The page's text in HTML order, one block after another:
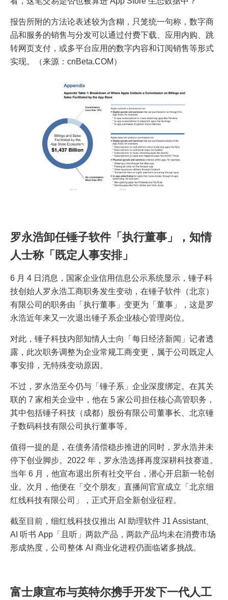
报告所附的方法论表述较为含糊，只笼统一句称，数字商
品和服务的销售与分发可以通过付费下载、应用内购、跳
转网页支付，或多平台应用的数字内容和订阅销售等形式
实现。（来源：cnBeta.COM）
罗永浩卸任锤子软件「执行董事」，知情
人士称「既定人事安排」
6 月 4 日消息，国家企业信用信息公示系统显示，锤子科
技创始人罗永浩工商职务发生变动，在锤子软件（北京）
有限公司的职务由「执行董事」变更为「董事」，这是罗
永浩近年来又一次退出锤子系企业核心管理岗位。
对此，锤子科技内部知情人士向「每日经济新闻」记者透
露，此次职务调整为企业常规工商变更，属于公司既定人
事安排，无特殊变动原因。
不过，罗永浩至今仍与「锤子系」企业深度绑定。在其关
联的 7 家相关企业中，他在 5 家公司担任核心高管职务，
其中包括锤子科技（成都）股份有限公司董事长、北京锤
子数码科技有限公司执行董事等。
值得一提的是，在债务清偿稳步推进的同时，罗永浩并未
停下创业脚步。2022 年，罗永浩选择再度深耕科技赛道。
当年 6 月，他宣布退出所有社交平台，潜心开启新一轮创
业。次月，他便在「交个朋友」直播间官宣成立「北京细
红线科技有限公司」，正式开启全新创业征程。
截至目前，细红线科技仅推出 AI 助理软件 J1 Assistant、
AI 听书 App「且听」两款产品，两款产品均未在消费市场
形成热度，公司整体 AI 商业化进程仍面临诸多挑战。
富士康宣布与英特尔携手开发下一代人工